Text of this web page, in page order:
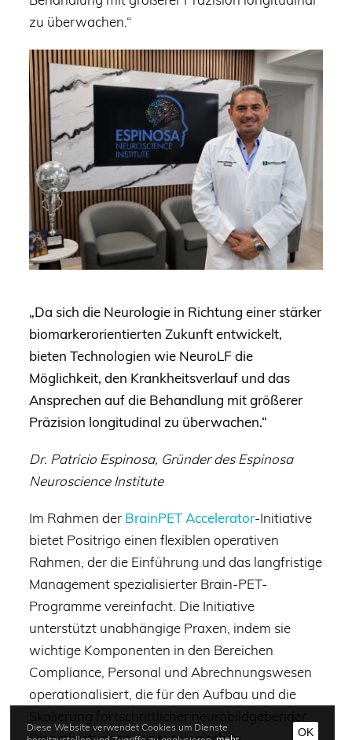
zu überwachen.“
„Da sich die Neurologie in Richtung einer stärker
biomarkerorientierten Zukunft entwickelt,
bieten Technologien wie NeuroLF die
Möglichkeit, den Krankheitsverlauf und das
Ansprechen auf die Behandlung mit größerer
Präzision longitudinal zu überwachen.“
Dr. Patricio Espinosa, Gründer des Espinosa
Neuroscience Institute
Im Rahmen der BrainPET Accelerator-Initiative
bietet Positrigo einen flexiblen operativen
Rahmen, der die Einführung und das langfristige
Management spezialisierter Brain-PET-
Programme vereinfacht. Die Initiative
unterstützt unabhängige Praxen, indem sie
wichtige Komponenten in den Bereichen
Compliance, Personal und Abrechnungswesen
operationalisiert, die für den Aufbau und die
Skalierung fortschrittlicher neurobildgebender
Diese Website verwendet Cookies um Dienste
OK